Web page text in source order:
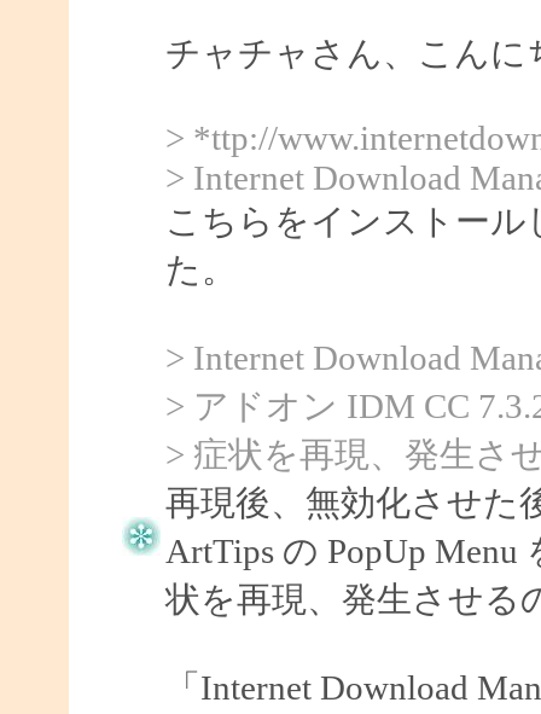
チャチャさん、こんに
> *ttp://
> Internet Download
こちらをインストー
た。
> Internet Download
> アドオン IDM CC
> 症状を再現、発生さ
再現後、無効化させた
ArtTips の PopUp
状を再現、発生させる
「Internet Download